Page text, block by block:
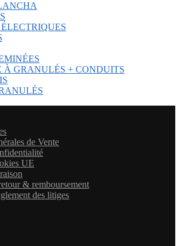
À GRANULÉS + CONDUITS
de Vente
UE
& remboursement
des litiges